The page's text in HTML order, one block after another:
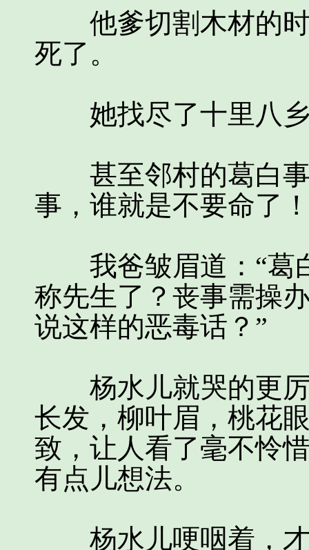
他爹切割木材的时
死了。
她找尽了十里八乡
甚至邻村的葛白事
事，谁就是不要命了
我爸皱眉道：“葛
称先生了？丧事需操
说这样的恶毒话？”
杨水儿就哭的更厉
长发，柳叶眉，桃花
致，让人看了毫不怜
有点儿想法。
杨水儿哽咽着，才